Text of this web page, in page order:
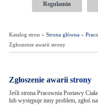
Regulamin
Katalog stron » Strona główna»
Zgłoszenie awarii strony
Zgłoszenie awarii strony
Jeśli strona Pracownia Postawy
lub występuje inny problem, zgłoś